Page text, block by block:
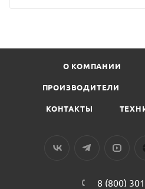
О КОМПАНИИ
ПРОИЗВОДИТЕЛИ
КОНТАКТЫ
8 (800)